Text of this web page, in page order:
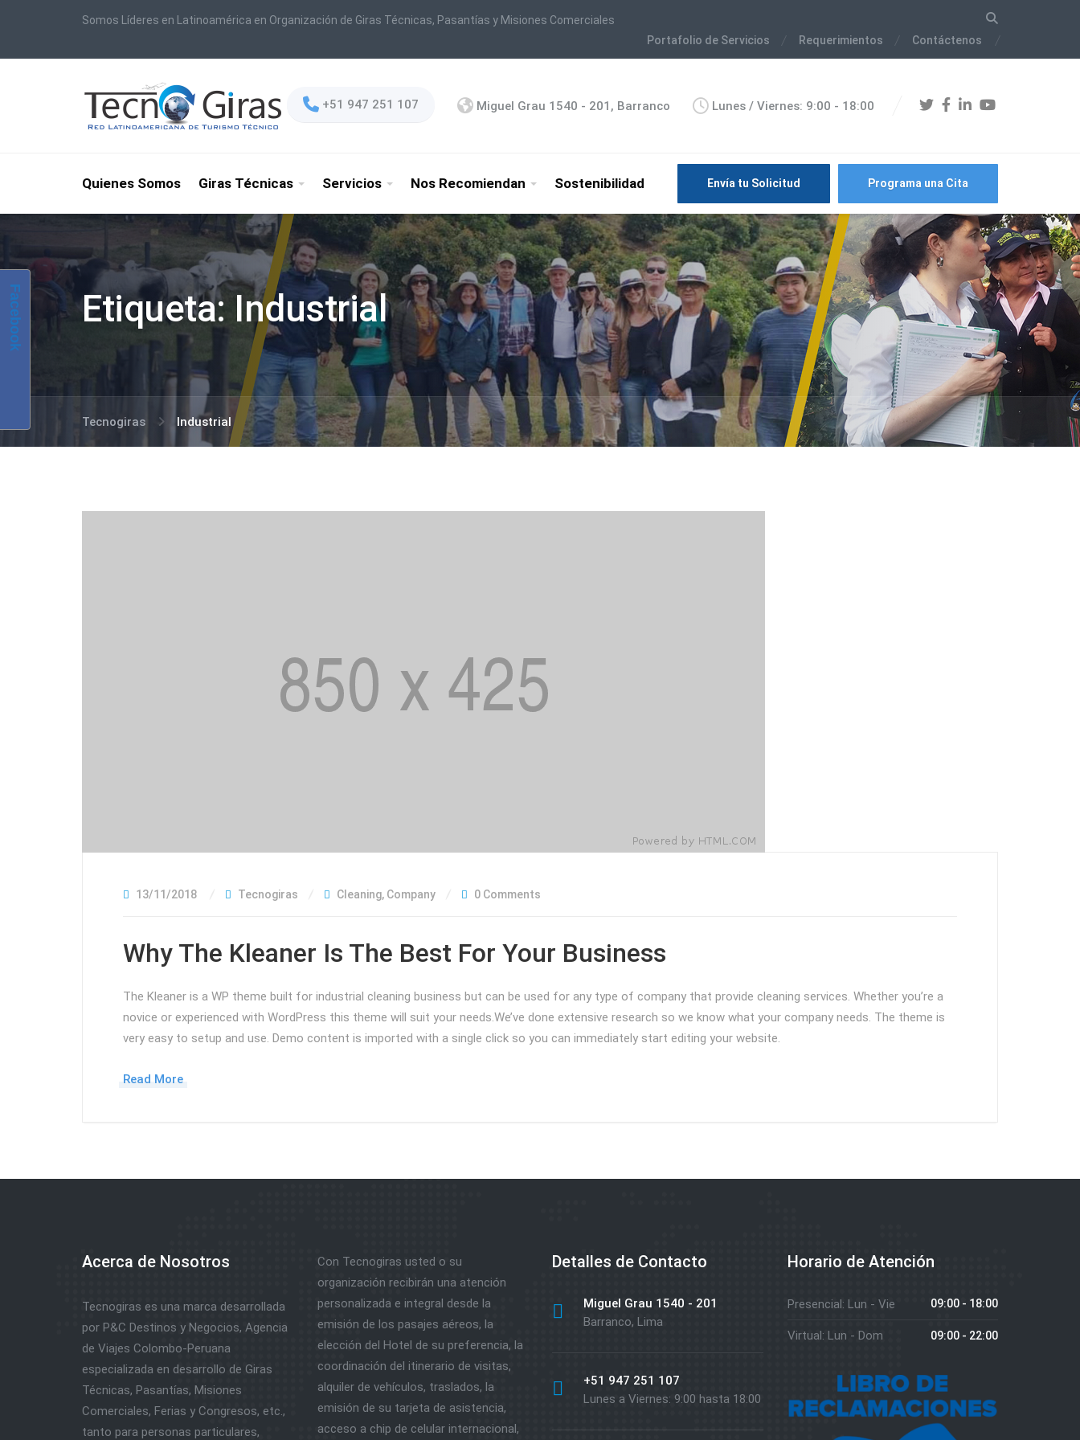
Somos Líderes en Latinoamérica en Organización de Giras Técnicas, Pasantías y Misiones Comerciales
Portafolio de Servicios
Requerimientos Contáctenos
+51 947 251 107 Miguel Grau 1540 - 201, Barranco Lunes / Viernes: 9:00 - 18:00
Quienes Somos Giras Técnicas Servicios Nos Recomiendan Sostenibilidad Envía tu Solicitud Programa una Cita
Etiqueta: Industrial
Tecnogiras Industrial
13/11/2018 Tecnogiras Cleaning, Company 0 Comments
Why The Kleaner Is The Best For Your Business
The Kleaner is a WP theme built for industrial cleaning business but can be used for any type of company that provide cleaning services. Whether you’re a
novice or experienced with WordPress this theme will suit your needs.We’ve done extensive research so we know what your company needs. The theme is
very easy to setup and use. Demo content is imported with a single click so you can immediately start editing your website.
Read More
Acerca de Nosotros
Tecnogiras es una marca desarrollada
por P&C Destinos y Negocios, Agencia
de Viajes Colombo-Peruana
especializada en desarrollo de Giras
Técnicas, Pasantías, Misiones
Comerciales, Ferias y Congresos, etc.,
tanto para personas particulares,
Con Tecnogiras usted o su
organización recibirán una atención
personalizada e integral desde la
emisión de los pasajes aéreos, la
elección del Hotel de su preferencia, la
coordinación del itinerario de visitas,
alquiler de vehículos, traslados, la
emisión de su tarjeta de asistencia,
acceso a chip de celular internacional,
Detalles de Contacto
Miguel Grau 1540 - 201
Barranco, Lima
+51 947 251 107
Lunes a Viernes: 9:00 hasta 18:00
Horario de Atención
Presencial: Lun - Vie 09:00 - 18:00
Virtual: Lun - Dom 09:00 - 22:00
Facebook